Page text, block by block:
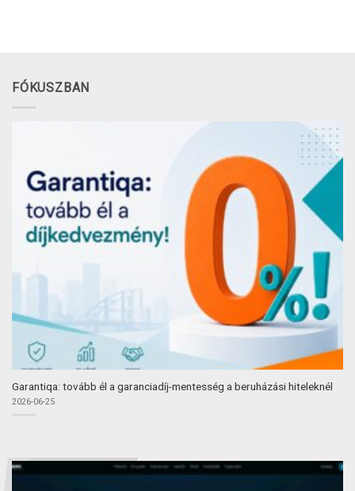
FÓKUSZBAN
Garantiqa: tovább él a garanciadíj-mentesség a beruházási hiteleknél
2026-06-25